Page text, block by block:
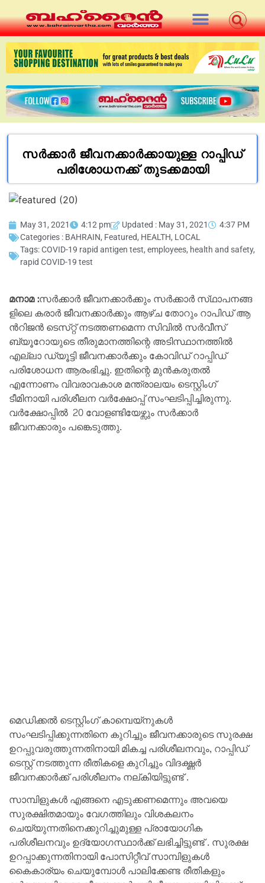
സർക്കാർ ജീവനക്കാർക്കായുള്ള റാപ്പിഡ്
പരിശോധനക്ക് തുടക്കമായി
May 31, 2021 4:12 pm Updated : May 31, 2021
4:37 PM
Categories : BAHRAIN, Featured, HEALTH, LOCAL
Tags:COVID-19 rapid antigen test, employees, health and safety,
rapid COVID-19 test
മനാമ :സ​ർ​ക്കാ​ർ ജീ​വ​ന​ക്കാ​ർ​ക്കും സ​ർ​ക്കാ​ർ സ്​​ഥാ​പ​ന​ങ്ങ​
ളി​ലെ ക​രാ​ർ ജീ​വ​ന​ക്കാ​ർ​ക്കും ആ​ഴ്​​ച തോ​റും റാ​പി​ഡ്​ ആ​
ൻ​റി​ജ​ൻ ടെ​സ്​​റ്റ്​ ന​ട​ത്ത​ണമെന്ന സിവിൽ സർവീസ്
ബ്യൂറോയുടെ തീരുമാനത്തിന്റെ അടിസ്ഥാനത്തിൽ
എല്ലാ ഡ്യൂട്ടി ജീവനക്കാർക്കും കോവിഡ് റാപ്പിഡ്
പരിശോധന ആരംഭിച്ചു. ഇതിന്റെ മുൻകരുതൽ
എന്നോണം വിവരാവകാശ മന്ത്രാലയം ടെസ്റ്റിംഗ്
ടീമിനായി പരിശീലന വർക്ഷോപ്പ് സംഘടിപ്പിച്ചിരുന്നു.
വർക്ഷോപ്പിൽ 20 വോളണ്ടിയേഴ്സും സർക്കാർ
ജീവനക്കാരും പങ്കെടുത്തു.
മെഡിക്കൽ ടെസ്റ്റിംഗ് കാമ്പെയ്‌നുകൾ
സംഘടിപ്പിക്കുന്നതിനെ കുറിച്ചും ജീവനക്കാരുടെ സുരക്ഷ
ഉറപ്പുവരുത്തുന്നതിനായി മികച്ച പരിശീലനവും, റാപ്പിഡ്
ടെസ്റ്റ് നടത്തുന്ന രീതികളെ കുറിച്ചും വിദഗ്ദ്ധർ
ജീവനക്കാർക്ക് പരിശീലനം നല്കിയിട്ടുണ്ട് .
സാമ്പിളുകൾ എങ്ങനെ എടുക്കണമെന്നും അവയെ
സുരക്ഷിതമായും വേഗത്തിലും വിശകലനം
ചെയ്യുന്നതിനെക്കുറിച്ചുമുള്ള പ്രായോഗിക
പരിശീലനവും ഉദ്യോഗസ്ഥാർക്ക് ലഭിച്ചിട്ടുണ്ട് . സുരക്ഷ
ഉറപ്പാക്കുന്നതിനായി പോസിറ്റീവ് സാമ്പിളുകൾ
കൈകാര്യം ചെയുമ്പോൾ പാലിക്കേണ്ട രീതികളും